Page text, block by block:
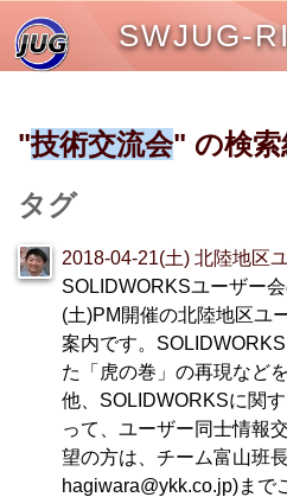
SWJUG-
"技術交流会" の検索
タグ
2018-04-21(土) 北陸地区
SOLIDWORKSユーザー
(土)PM開催の北陸地区ユ
案内です。
た「虎の巻」の再現など
他、SOLIDWORKSに関
って、ユーザー同士情報
望の方は、チーム富山班
hagiwara@ykk.co.jp)ま